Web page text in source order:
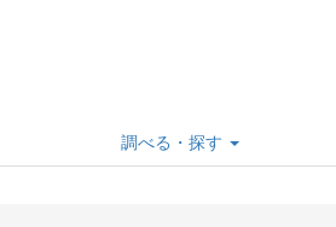
調べる・探す